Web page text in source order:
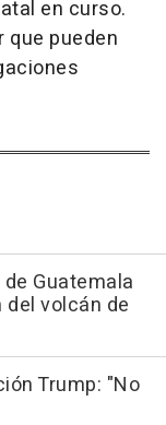
en curso.
que pueden
Guatemala
volcán de
Trump: "No